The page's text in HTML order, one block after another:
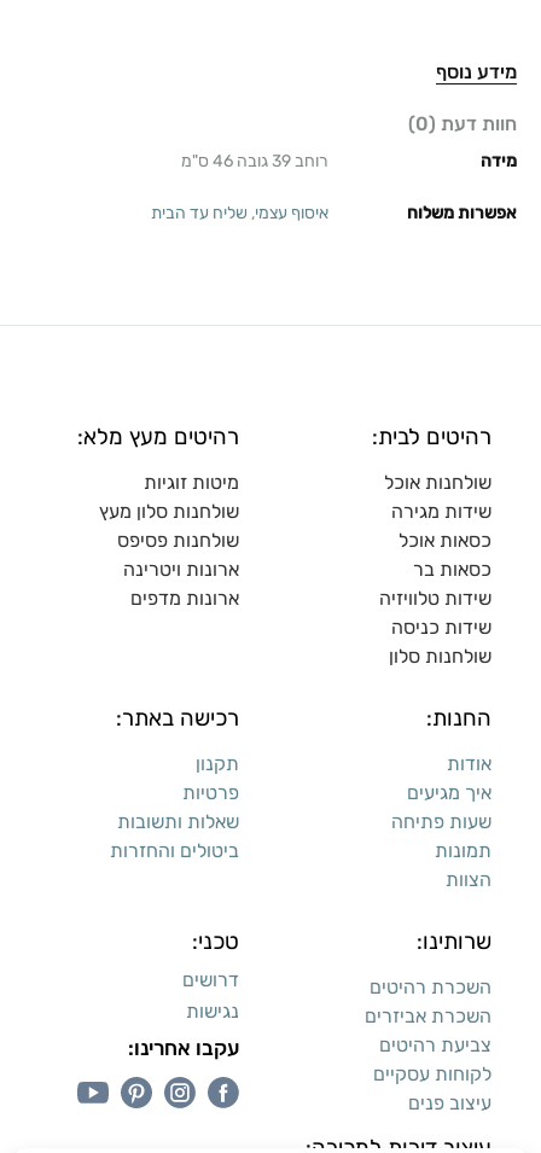
מידע נוסף
חוות דעת (0)
מידה רוחב 39 גובה 46 ס"מ
אפשרות משלוח איסוף עצמי, שליח עד הבית
רהיטים לבית:
שולחנות אוכל
שידות מגירה
כסאות אוכל
כסאות בר
שידות טלוויזיה
שידות כניסה
שולחנות סלון
רהיטים מעץ מלא:
מיטות זוגיות
שולחנות סלון מעץ
שולחנות פסיפס
ארונות ויטרינה
ארונות מדפים
החנות:
אודות
איך מגיעים
שעות פתיחה
תמונות
הצוות
רכישה באתר:
תקנון
פרטיות
שאלות ותשובות
ביטולים והחזרות
שרותינו:
השכרת רהיטים
השכרת אביזרים
צביעת רהיטים
לקוחות עסקיים
עיצוב פנים
טכני:
דרושים
נגישות
עקבו אחרינו: